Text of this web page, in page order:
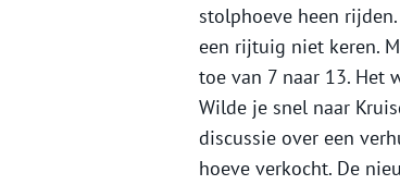
stolphoeve heen
een rijtuig niet keren.
toe van 7 naar 13. Het
Wilde je snel naar
discussie over een
hoeve verkocht. De